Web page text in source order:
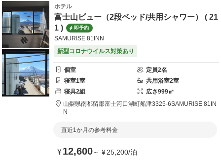
ホテル
富士山ビュー（2段ベッド/共用シャワー） ( 21
1 )
即予約
SAMURISE 81INN
新型コロナウイルス対策あり
個室 定員2名
寝室1室 共用浴室2室
寝具2組 広さ999㎡
山梨県南都留郡富士河口湖町船津3325-6SAMURISE 81IN
N
直近1か月の参考料金
¥12,600～ ¥25,200/泊